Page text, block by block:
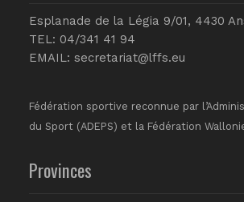
Esplanade de la Légia 9/01, 4430
TEL: 04/341 41 94
EMAIL: secretariat@lffs.eu
Fédération sportive reconnue par
du Sport (ADEPS) et la Fédération
Provinces